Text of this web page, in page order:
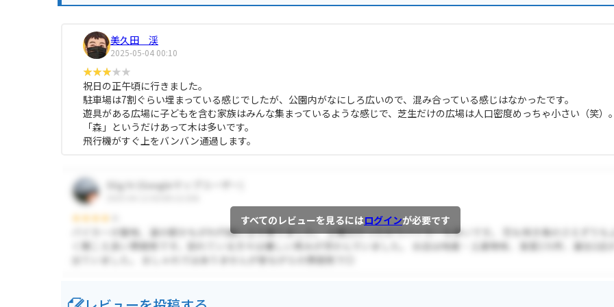
美久田 渓
2025-05-04 00:10
祝日の正午頃に行きました。
駐車場は7割ぐらい埋まっている感じでしたが、公園内がなにしろ広いので、混み合っている感じはなかったです。
遊具がある広場に子どもを含む家族はみんな集まっているような感じで、芝生だけの広場は人口密度めっちゃ小さい（笑）
「森」というだけあって木は多いです。
飛行機がすぐ上をバンバン通過します。
すべてのレビューを見るにはログインが必要です